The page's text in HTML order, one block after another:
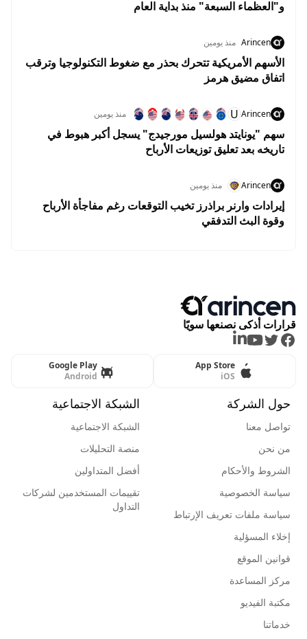
و"العظماء السبعة" منذ بداية العام
Arincen منذ يومين
الأسهم الأمريكية تتحرك بحذر مع ضغوط التكنولوجيا وترقب
اتفاق مضيق هرمز
Arincen
U منذ يومين
سهم "يونايتد هولسيل مورجيدج" يسجل أكبر هبوط في
تاريخه بعد تعليق توزيعات الأرباح
Arincen منذ يومين
إيرادات وارنر براذرز تخيب التوقعات رغم مفاجأة الأرباح
وقوة البث التدفقي
قرارات أذكى نصنعها سويًا
Facebook
Twitter
Youtube
LinkedIn
App Store
iOS
Google Play
Android
حول الشركة
تواصل معنا
من نحن
الشروط والأحكام
سياسة الخصوصية
سياسة ملفات تعريف الإرتباط
إخلاء المسؤلية
قوانين الموقع
مركز المساعدة
مكتبة الفيديو
خدماتنا
الشبكة الاجتماعية
الشبكة الاجتماعية
منصة التحليلات
أفضل المتداولين
تقييمات المستخدمين لشركات
التداول